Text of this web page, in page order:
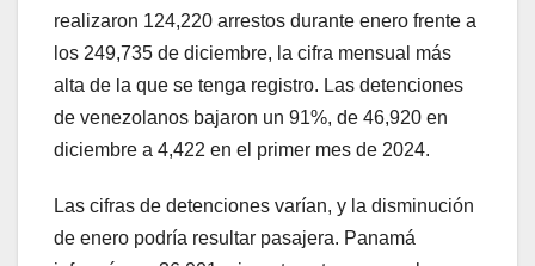
realizaron 124,220 arrestos durante enero frente a
los 249,735 de diciembre, la cifra mensual más
alta de la que se tenga registro. Las detenciones
de venezolanos bajaron un 91%, de 46,920 en
diciembre a 4,422 en el primer mes de 2024.
Las cifras de detenciones varían, y la disminución
de enero podría resultar pasajera. Panamá